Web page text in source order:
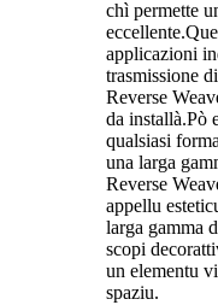
chì permette
applicazioni
trasmissione
Reverse
da installà.Pò
qualsiasi
una larga
Reverse
appellu
larga gamma
scopi
un elementu
spaziu.